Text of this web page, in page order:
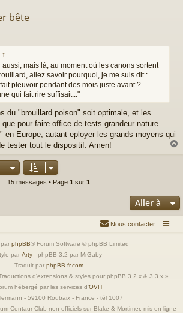
bête
↑
mais là, au moment où les canons sortent
allez savoir pourquoi, je me suis dit :
pleuvoir pendant des mois juste avant ?
qui fait rire suffisait..."
du "brouillard poison" soit optimale, et les
pour faire office de tests grandeur nature
en Europe, autant eployer les grands moyens qui
tester tout le dispositif. Amen!
15 messages • Page 1 sur 1
Aller à
Nous contacter
phpBB® Forum Software © phpBB Limited
par Arty - phpBB 3.2 par MrGaby
Traduit par phpBB-fr.com
d'extensions & styles pour phpBB 3.2.x & 3.3.x »
hébergé par les services d’OVH
- 59100 Roubaix - France - tél 1007
Centaur Club non-officiels sur Blake & Mortimer, mis en ligne